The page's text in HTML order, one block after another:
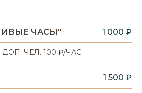
ЧАСЫ" 1 000 ₽
ДОП. ЧЕЛ. 100 ₽/ЧАС
1 500 ₽